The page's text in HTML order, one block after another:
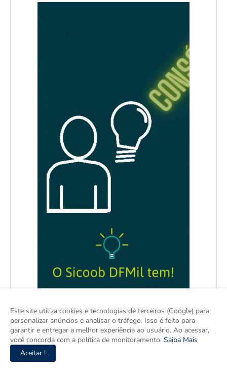
Este site utiliza cookies e tecnologias de terceiros (Google) para
personalizar anúncios e analisar o tráfego. Isso é feito para
garantir e entregar a melhor experiência ao usuário. Ao acessar,
você concorda com a política de monitoramento. Saiba Mais
Aceitar !